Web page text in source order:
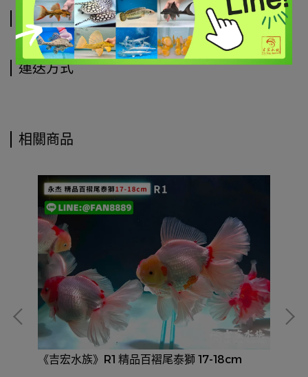
規格說明
運送方式
相關商品
《吉宏水族》R1 精品百褶尾泰獅 17-18cm